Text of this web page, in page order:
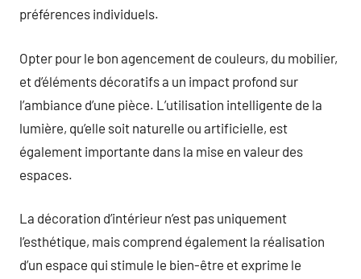
préférences individuels.
Opter pour le bon agencement de couleurs, du mobilier,
et d’éléments décoratifs a un impact profond sur
l’ambiance d’une pièce. L’utilisation intelligente de la
lumière, qu’elle soit naturelle ou artificielle, est
également importante dans la mise en valeur des
espaces.
La décoration d’intérieur n’est pas uniquement
l’esthétique, mais comprend également la réalisation
d’un espace qui stimule le bien-être et exprime le